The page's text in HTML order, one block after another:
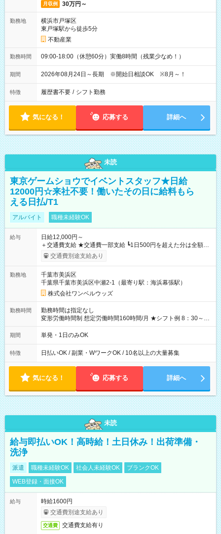
月収例 30万円～
勤務地
横浜市戸塚区
東戸塚駅から徒歩5分
不動産業
勤務時間 09:00-18:00（休憩60分）実働8時間（残業少なめ！）
期間 2026年08月24日～長期 ※開始日相談OK ※8月～！
特徴 履歴書不要 / シフト勤務
気になる！ 応募する 詳細へ
未読
東京ゲームショウでイベントスタッフ★日給
12000円☆来社不要！働いたその日に給料もら
える日払/T1
アルバイト 職種未経験OK
給与
日給12,000円～
＋交通費支給 ★交通費一部支給 ┗1日500円を超えた分は全額支
給！ ※往復500円以内の方は自己負担となります ★日払いOK！
（規定あり） ┗働いたその日に現金GET♪ お仕事後はコンビニ
なし
交通費別途支給あり
勤務地
千葉市美浜区
千葉県千葉市美浜区中瀬2-1（最寄り駅：海浜幕張駅）
株式会社ワンベルウッズ
勤務時間
勤務時間は指定なし
変形労働時間制 想定労働時間160時間/月 ★シフト例 8：30～
19：00
期間 単発・1日のみOK
特徴 日払いOK / 副業・WワークOK / 10名以上の大量募集
気になる！ 応募する 詳細へ
未読
給与即払いOK！高時給！土日休み！出荷準備・
洗浄
派遣 職種未経験OK 社会人未経験OK
ブランクOK
WEB登録・面接OK
給与
時給1600円
交通費別途支給あり
交通費 交通費支給有り